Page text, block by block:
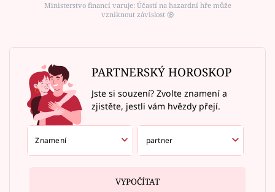
Ministerstvo financí varuje: Účastí na hazardní hře může
vzniknout závislost ⑱
PARTNERSKÝ HOROSKOP
Jste si souzení? Zvolte znamení a
zjistěte, jestli vám hvězdy přejí.
VYPOČÍTAT